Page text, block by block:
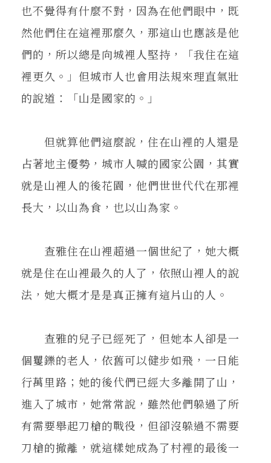
也不覺得有什麼不對，因為在他們眼中，既
然他們住在這裡那麼久，那這山也應該是他
們的，所以總是向城裡人堅持，「我住在這
裡更久。」但城市人也會用法規來理直氣壯
的說道：「山是國家的。」
但就算他們這麼說，住在山裡的人還是
占著地主優勢，城市人喊的國家公園，其實
就是山裡人的後花園，他們世世代代在那裡
長大，以山為食，也以山為家。
查雅住在山裡超過一個世紀了，她大概
就是住在山裡最久的人了，依照山裡人的說
法，她大概才是是真正擁有這片山的人。
查雅的兒子已經死了，但她本人卻是一
個矍鑠的老人，依舊可以健步如飛，一日能
行萬里路；她的後代們已經大多離開了山，
進入了城市，她常常說，雖然他們躲過了所
有需要舉起刀槍的戰役，但卻沒躲過不需要
刀槍的撤離，就這樣她成為了村裡的最後一